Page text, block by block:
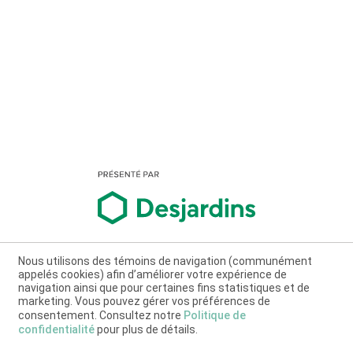
Nous utilisons des témoins de navigation (communément
appelés cookies) afin d’améliorer votre expérience de
navigation ainsi que pour certaines fins statistiques et de
marketing. Vous pouvez gérer vos préférences de
consentement. Consultez notre Politique de
confidentialitépour plus de détails.